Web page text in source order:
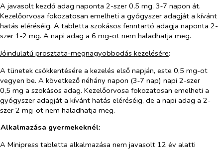
A javasolt kezdő adag naponta 2-szer 0,5 mg, 3‑7 napon át.
Kezelőorvosa fokozatosan emelheti a gyógyszer adagját a kívánt
hatás eléréséig. A tabletta szokásos fenntartó adagja naponta 2-
szer 1‑2 mg. A napi adag a 6 mg-ot nem haladhatja meg.
Jóindulatú prosztata-megnagyobbodás kezelésére:
A tünetek csökkentésére a kezelés első napján, este 0,5 mg-ot
vegyen be. A következő néhány napon (3‑7 nap) napi 2-szer
0,5 mg a szokásos adag. Kezelőorvosa fokozatosan emelheti a
gyógyszer adagját a kívánt hatás eléréséig, de a napi adag a 2-
szer 2 mg-ot nem haladhatja meg.
Alkalmazása gyermekeknél:
A Minipress tabletta alkalmazása nem javasolt 12 év alatti